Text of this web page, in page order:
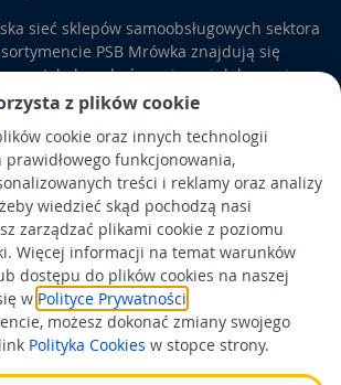
z plików cookie
cookie oraz innych technologii
funkcjonowania,
treści i reklamy oraz analizy
wiedzieć skąd pochodzą nasi
zarządzać plikami cookie z poziomu
Więcej informacji na temat warunków
dostępu do plików cookies na naszej
w Polityce Prywatności
możesz dokonać zmiany swojego
Polityka Cookies w stopce strony.
sieć sklepów samoobsługowych sektora
PSB Mrówka znajdują się
artykuły wykończeniowe i dekoracyjne,
i kuchni, elektronarzędzia, a także